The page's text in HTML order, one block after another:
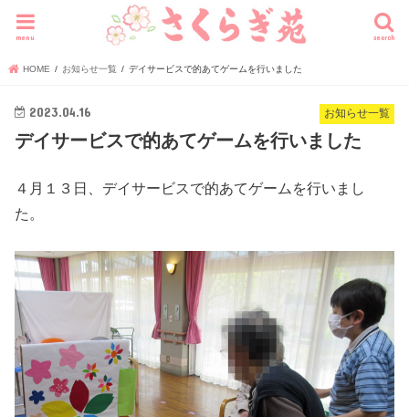
search
menu
HOME お知らせ一覧 デイサービスで的あてゲームを行いました
お知らせ一覧
2023.04.16
デイサービスで的あてゲームを行いました
４月１３日、デイサービスで的あてゲームを行いまし
た。